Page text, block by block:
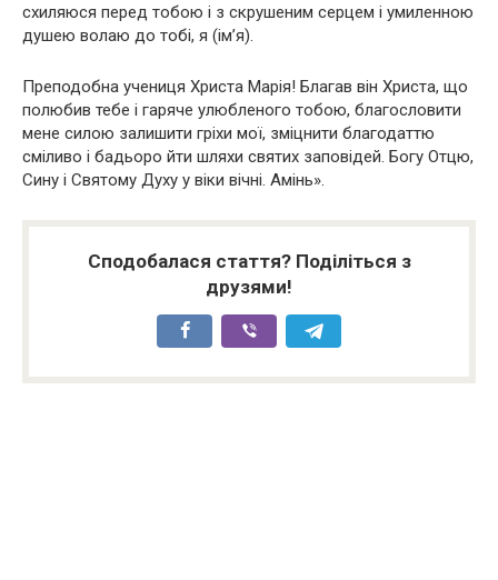
схиляюся перед тобою і з скрушеним серцем і умиленною
душею волаю до тобі, я (ім’я).
Преподобна учениця Христа Марія! Благав він Христа, що
полюбив тебе і гаряче улюбленого тобою, благословити
мене силою залишити гріхи мої, зміцнити благодаттю
сміливо і бадьоро йти шляхи святих заповідей. Богу Отцю,
Сину і Святому Духу у віки вічні. Амінь».
Сподобалася стаття? Поділіться з
друзями!